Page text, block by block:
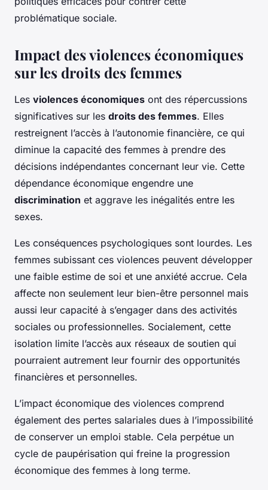
problématique sociale.
Impact des violences économiques
sur les droits des femmes
Les violences économiques ont des répercussions
significatives sur les droits des femmes. Elles
restreignent l’accès à l’autonomie financière, ce qui
diminue la capacité des femmes à prendre des
décisions indépendantes concernant leur vie. Cette
dépendance économique engendre une
discrimination et aggrave les inégalités entre les
sexes.
Les conséquences psychologiques sont lourdes. Les
femmes subissant ces violences peuvent développer
une faible estime de soi et une anxiété accrue. Cela
affecte non seulement leur bien-être personnel mais
aussi leur capacité à s’engager dans des activités
sociales ou professionnelles. Socialement, cette
isolation limite l’accès aux réseaux de soutien qui
pourraient autrement leur fournir des opportunités
financières et personnelles.
L’impact économique des violences comprend
également des pertes salariales dues à l’impossibilité
de conserver un emploi stable. Cela perpétue un
cycle de paupérisation qui freine la progression
économique des femmes à long terme.